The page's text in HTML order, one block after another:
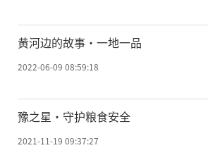
黄河边的故事·一地一品
2022-06-09 08:59:18
豫之星·守护粮食安全
2021-11-19 09:37:27